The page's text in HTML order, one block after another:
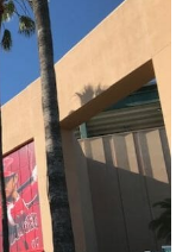
JOURNAL
JOURNAL